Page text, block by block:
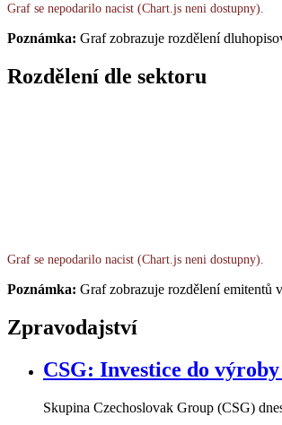
Graf se nepodarilo nacist (Chart.js neni dostupny).
Poznámka: Graf zobrazuje rozdělení
Rozdělení dle sektoru
Graf se nepodarilo nacist (Chart.js neni dostupny).
Poznámka: Graf zobrazuje rozdělení emitentů
Zpravodajství
CSG: Investice do
Skupina Czechoslovak Group (CSG)